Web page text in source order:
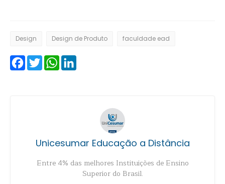
Design Design de Produto faculdade ead
FacebookTwitterWhatsApp
Unicesumar Educação a Distância
Entre 4% das melhores Instituições de Ensino
Superior do Brasil.